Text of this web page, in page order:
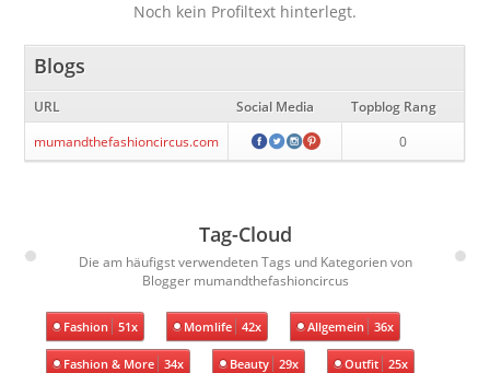
Noch kein Profiltext hinterlegt.
Blogs
URL Social Media
Topblog Rang
mumandthefashioncircus.com
0
Tag-Cloud
Die am häufigst verwendeten Tags und Kategorien von
Blogger mumandthefashioncircus
Fashion 51x Momlife 42x Allgemein 36x
Fashion & More 34x Beauty 29x Outfit 25x